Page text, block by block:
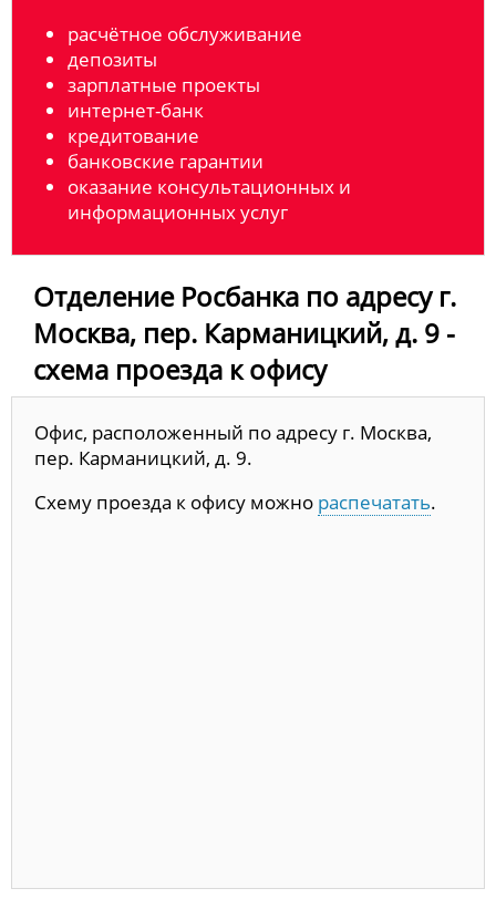
расчётное обслуживание
депозиты
зарплатные проекты
интернет-банк
кредитование
банковские гарантии
оказание консультационных и
информационных услуг
Отделение Росбанка по адресу г.
Москва, пер. Карманицкий, д. 9 -
схема проезда к офису
Офис, расположенный по адресу г. Москва,
пер. Карманицкий, д. 9.
Схему проезда к офису можно распечатать.